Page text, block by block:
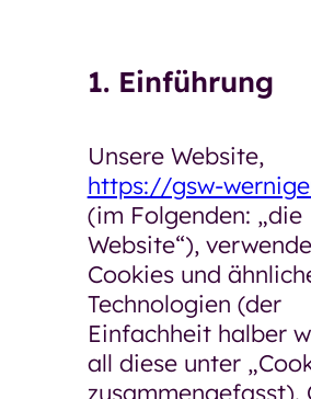
Einrichtungen und
Kontaktformular
Über die GSW
Unser Team
Betriebsrat
Aufsichtsrat
Unsere Pläne für
1. Einführung
Unsere Website,
https://gsw-
(im Folgenden: „die
Website“),
Cookies und
Technologien (der
Einfachheit halber
all diese unter
zusammengefasst).